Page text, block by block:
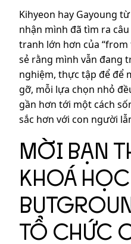
Kihyeon hay Gayoung
nhận mình đã tìm ra
tranh lớn hơn của “from
sẻ rằng mình vẫn đang
nghiệm, thực tập để để
gỡ, mỗi lựa chọn nhỏ
gần hơn tới một cách
sắc hơn với con người
MỜI BẠN
KHOÁ
TỔ CHỨC